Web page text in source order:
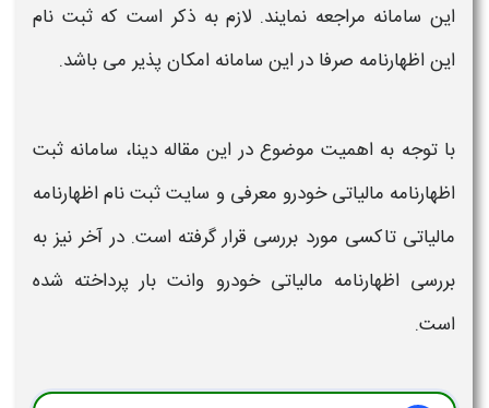
این سامانه مراجعه نمایند. لازم به ذکر است کهثبت نام
ایناظهارنامه صرفا در این سامانه امکان پذیر می باشد.
با توجه به اهمیت موضوع در این مقاله دینا، سامانه ثبت
اظهارنامه مالیاتی خودرو معرفی و سایت ثبت نام اظهارنامه
مالیاتی تاکسی مورد بررسی قرار گرفته است. در آخر نیز به
بررسیاظهارنامه مالیاتی خودرو وانت بارپرداخته شده
است.